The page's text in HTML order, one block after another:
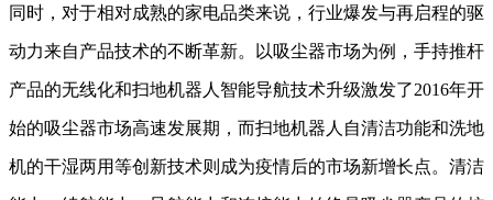
同时，对于相对成熟的家电品类来说，行业爆发与再启程的驱
动力来自产品技术的不断革新。以吸尘器市场为例，手持推杆
产品的无线化和扫地机器人智能导航技术升级激发了2016年开
始的吸尘器市场高速发展期，而扫地机器人自清洁功能和洗地
机的干湿两用等创新技术则成为疫情后的市场新增长点。清洁